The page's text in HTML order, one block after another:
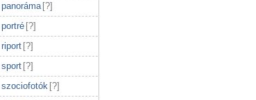
panoráma [?]
portré [?]
riport [?]
sport [?]
szociofotók [?]